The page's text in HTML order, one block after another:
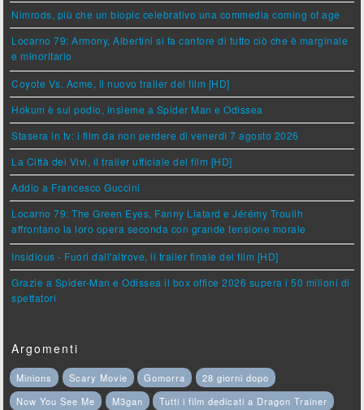
Nimrods, più che un biopic celebrativo una commedia coming of age
Locarno 79: Armony, Albertini si fa cantore di tutto ciò che è marginale
e minoritario
Coyote Vs. Acme, il nuovo trailer del film [HD]
Hokum è sul podio, insieme a Spider Man e Odissea
Stasera in tv: i film da non perdere di venerdì 7 agosto 2026
La Città dei Vivi, il trailer ufficiale del film [HD]
Addio a Francesco Guccini
Locarno 79: The Green Eyes, Fanny Liatard e Jérémy Trouilh
affrontano la loro opera seconda con grande tensione morale
Insidious - Fuori dall'altrove, il trailer finale del film [HD]
Grazie a Spider-Man e Odissea il box office 2026 supera i 50 milioni di
spettatori
Argomenti
Minions Scary Movie Gomorra
28 giorni dopo
Now You See Me
M3gan
Tutti i film dedicati a Dragon Trainer